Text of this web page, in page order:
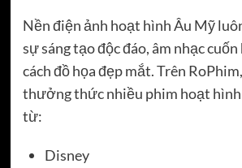
Nền điện ảnh hoạt hình Âu Mỹ
sự sáng tạo độc đáo, âm nhạc
cách đồ họa đẹp mắt. Trên
thưởng thức nhiều phim hoạt
từ:
Disney